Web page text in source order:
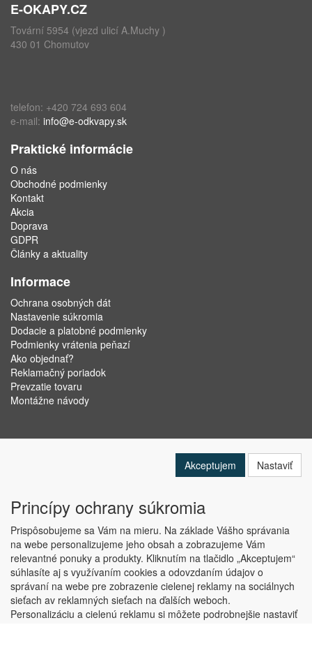
E-OKAPY.CZ
Tovární 5954 (vjezd ulicí A.Muchy )
430 01 Chomutov
telefon: +420 724 693 604
e-mail: info@e-odkvapy.sk
Praktické informácie
O nás
Obchodné podmienky
Kontakt
Akcia
Doprava
GDPR
Články a aktuality
Informace
Ochrana osobných dát
Nastavenie súkromia
Dodacie a platobné podmienky
Podmienky vrátenia peňazí
Ako objednať?
Reklamačný poriadok
Prevzatie tovaru
Montážne návody
Copyright © ABRA Software a.s. 2019
Akceptujem Nastaviť
Princípy ochrany súkromia
Prispôsobujeme sa Vám na mieru. Na základe Vášho správania
na webe personalizujeme jeho obsah a zobrazujeme Vám
relevantné ponuky a produkty. Kliknutím na tlačidlo „Akceptujem“
súhlasíte aj s využívaním cookies a odovzdaním údajov o
správaní na webe pre zobrazenie cielenej reklamy na sociálnych
sieťach av reklamných sieťach na ďalších weboch.
Personalizáciu a cielenú reklamu si môžete podrobnejšie nastaviť